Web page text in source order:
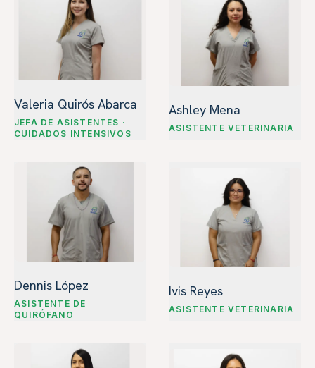
Valeria Quirós Abarca
JEFA DE ASISTENTES ·
CUIDADOS INTENSIVOS
Ashley Mena
ASISTENTE VETERINARIA
Dennis López
ASISTENTE DE
QUIRÓFANO
Ivis Reyes
ASISTENTE VETERINARIA